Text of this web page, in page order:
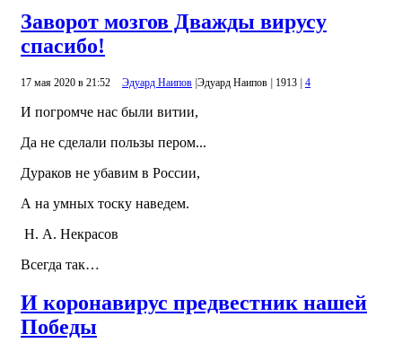
Заворот мозгов Дважды вирусу
спасибо!
17 мая 2020 в 21:52 Эдуард Наипов Эдуард Наипов 1913 4
И погромче нас были витии,
Да не сделали пользы пером...
Дураков не убавим в России,
А на умных тоску наведем.
Н. А. Некрасов
Всегда так…
И коронавирус предвестник нашей
Победы